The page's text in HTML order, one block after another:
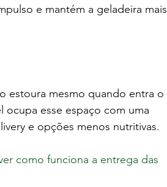
e mantém a geladeira mais
estoura mesmo quando entra o
ocupa esse espaço com uma
e opções menos nutritivas.
como funciona a entrega das